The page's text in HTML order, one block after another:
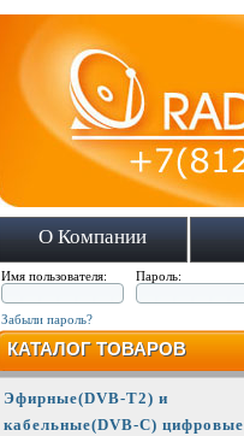
О Компании
Имя пользователя: Пароль:
Забыли пароль?
КАТАЛОГ ТОВАРОВ
Эфирные(DVB-T2) и
кабельные(DVB-C) цифровые